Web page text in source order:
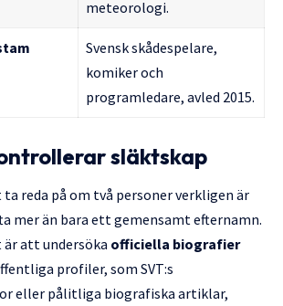
meteorologi.
Svensk skådespelare,
komiker och
programledare, avled 2015.
släktskap
reda på om två personer verkligen är
mer än bara ett gemensamt efternamn.
att undersöka officiella biografier
profiler, som SVT:s
eller pålitliga biografiska artiklar,